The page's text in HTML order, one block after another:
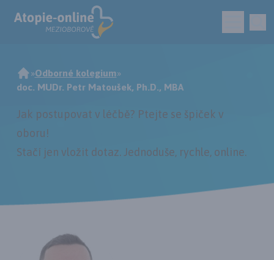
»Odborné kolegium»
doc. MUDr. Petr Matoušek, Ph.D., MBA
Jak postupovat v léčbě? Ptejte se špiček v
oboru!
Stačí jen vložit dotaz. Jednoduše, rychle, online.